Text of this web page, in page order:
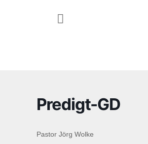
Predigt-GD
Pastor Jörg Wolke